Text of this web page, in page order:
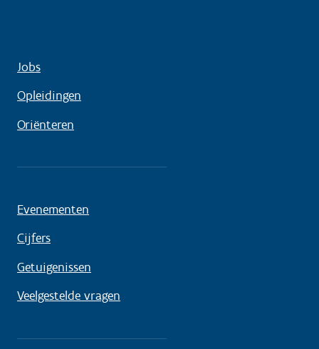
Jobs
Opleidingen
Oriënteren
Evenementen
Cijfers
Getuigenissen
Veelgestelde vragen